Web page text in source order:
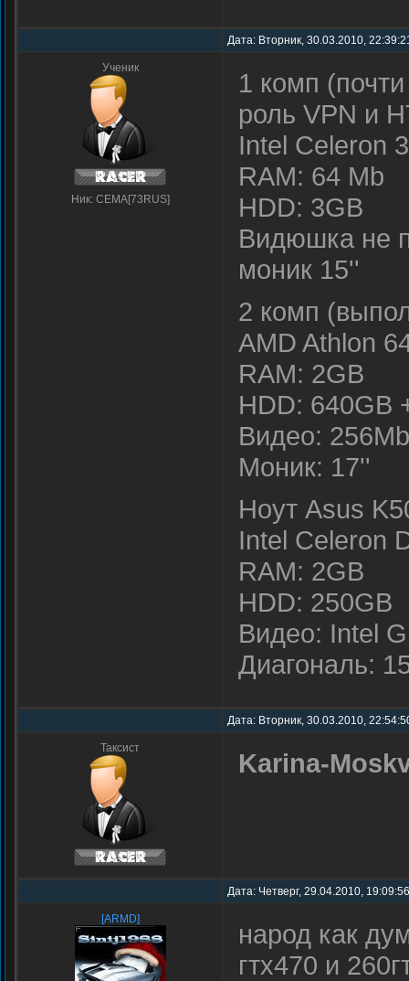
Дата: Вторник, 30.03.2010,
Ученик
Ник: CEMA[73RUS]
1 комп
роль VPN и
Intel Celeron
RAM: 64 Mb
HDD: 3GB
Видюшка не
моник 15''
2 комп
AMD Athlon
RAM: 2GB
HDD: 640GB
Видео:
Моник: 17''
Ноут Asus
Intel Celeron
RAM: 2GB
HDD: 250GB
Видео: Intel
Диагональ:
Дата: Вторник, 30.03.2010,
Таксист Karina-
Дата: Четверг, 29.04.2010,
[ARMD]
народ как
гтх470 и